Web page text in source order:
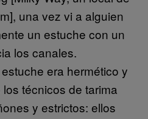
una vez vi a alguien
un estuche con un
los canales.
era hermético y
técnicos de tarima
y estrictos: ellos